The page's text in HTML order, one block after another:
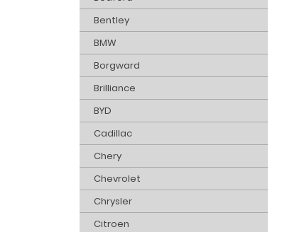
Bentley
BMW
Borgward
Brilliance
BYD
Cadillac
Chery
Chevrolet
Chrysler
Citroen